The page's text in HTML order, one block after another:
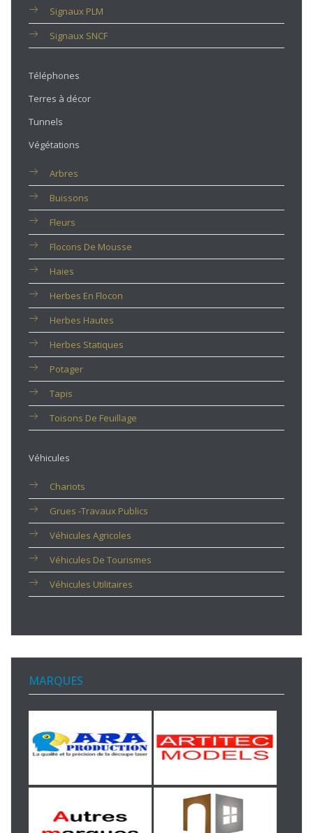
Signaux PLM
Signaux SNCF
Téléphones
Terres à décor
Tunnels
Végétations
Arbres
Buissons
Fleurs
Flocons De Mousse
Haies
Herbes En Flocon
Herbes Hautes
Herbes Statiques
Potager
Tapis
Toisons De Feuillage
Véhicules
Chariots
Grues -travaux Publics
Véhicules Agricoles
Véhicules De Tourismes
Véhicules Utilitaires
MARQUES